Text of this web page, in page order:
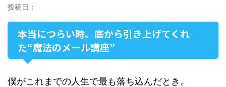
投稿日：
本当につらい時、底から引き上げてくれ
た“魔法のメール講座”
僕がこれまでの人生で最も落ち込んだとき。